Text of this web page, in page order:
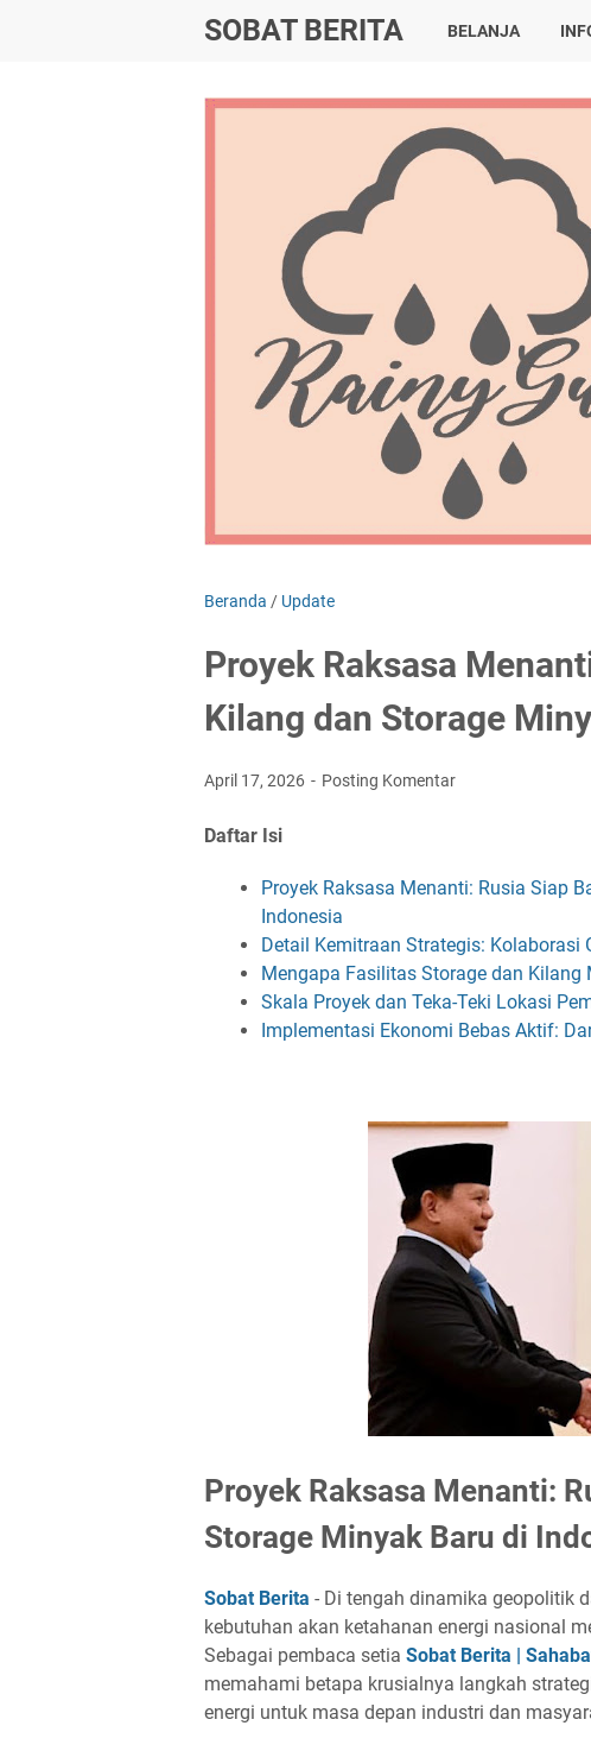
SOBAT BERITA BELANJA
Beranda / Update
Proyek Raksasa
Kilang dan Storage
April 17, 2026 Posting Komentar
Daftar Isi
Proyek Raksasa Menanti: Rusia Siap
Indonesia
Detail Kemitraan Strategis: Kolaborasi
Mengapa Fasilitas Storage dan Kilang
Skala Proyek dan Teka-Teki Lokasi
Implementasi Ekonomi Bebas Aktif:
Proyek Raksasa Menanti:
Storage Minyak Baru di
Sobat Berita - Di tengah dinamika geopolitik
kebutuhan akan ketahanan energi nasional
Sebagai pembaca setia Sobat Berita |
memahami betapa krusialnya langkah
energi untuk masa depan industri dan